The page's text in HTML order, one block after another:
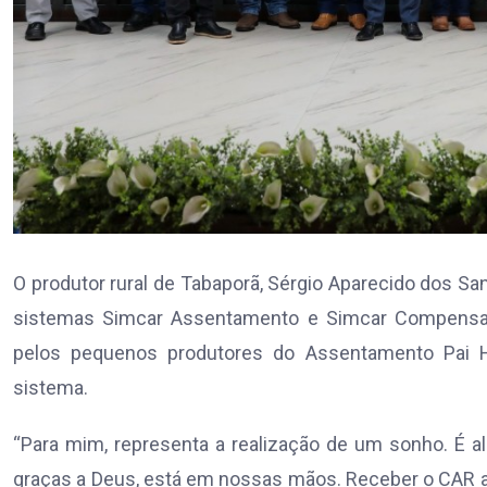
O produtor rural de Tabaporã, Sérgio Aparecido dos
sistemas Simcar Assentamento e Simcar
pelos pequenos produtores do Assentamento
sistema.
“Para mim, representa a realização de um sonho. É
graças a Deus, está em nossas mãos. Receber o